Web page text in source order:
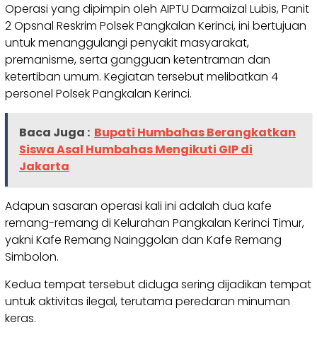
Operasi yang dipimpin oleh AIPTU Darmaizal Lubis, Panit
2 Opsnal Reskrim Polsek Pangkalan Kerinci, ini bertujuan
untuk menanggulangi penyakit masyarakat,
premanisme, serta gangguan ketentraman dan
ketertiban umum. Kegiatan tersebut melibatkan 4
personel Polsek Pangkalan Kerinci.
Baca Juga : Bupati Humbahas Berangkatkan
Siswa Asal Humbahas Mengikuti GIP di
Jakarta
Adapun sasaran operasi kali ini adalah dua kafe
remang-remang di Kelurahan Pangkalan Kerinci Timur,
yakni Kafe Remang Nainggolan dan Kafe Remang
Simbolon.
Kedua tempat tersebut diduga sering dijadikan tempat
untuk aktivitas ilegal, terutama peredaran minuman
keras.